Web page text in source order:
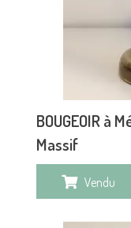
BOUGEOIR à
Massif
Vendu